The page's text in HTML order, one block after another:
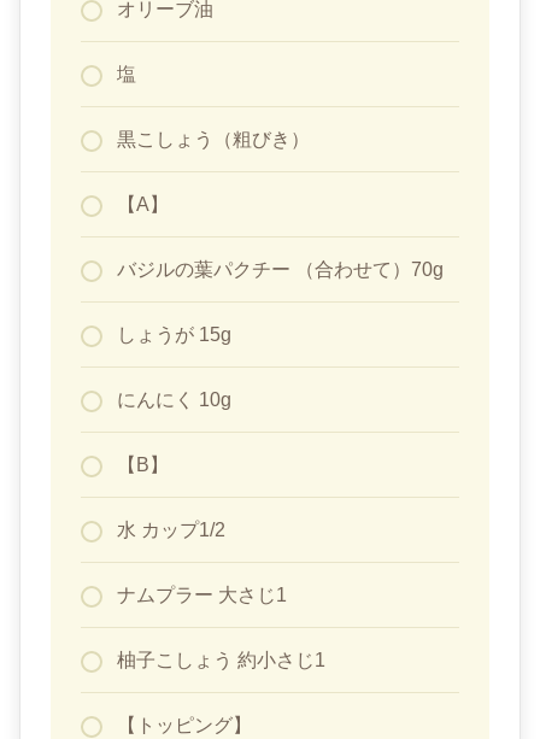
オリーブ油
塩
黒こしょう（粗びき）
【A】
バジルの葉パクチー （合わせて）70g
しょうが 15g
にんにく 10g
【B】
水 カップ1/2
ナムプラー 大さじ1
柚子こしょう 約小さじ1
【トッピング】